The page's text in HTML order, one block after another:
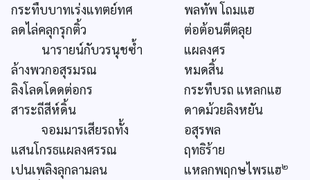
กระทืบบาทเร่งแทตย์ทศ
พลทัพ โถมแฮ
ลดไล่คลุกรุกติ้ว
ต่อต้อนตีตลุย
นารายน์กับวรนุชซ้ำ
แผลงศร
ล้างพวกอสุรมรณ
หมดสิ้น
ลิงโลดโดดต่อกร
กระทืบรถ แหลกแฮ
สาระถีสีห์ดิ้น
ดาดม้วยลิงหยัน
จอมมารเสียรถทั้ง
อสุรพล
แสนโกรธแผลงศรรณ
ฤทธิร้าย
เปนเพลิงลุกลามลน
แหลกพฤกษไพรแฮ๒